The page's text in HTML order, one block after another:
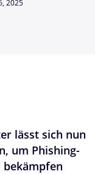
2025
lässt sich nun
um Phishing-